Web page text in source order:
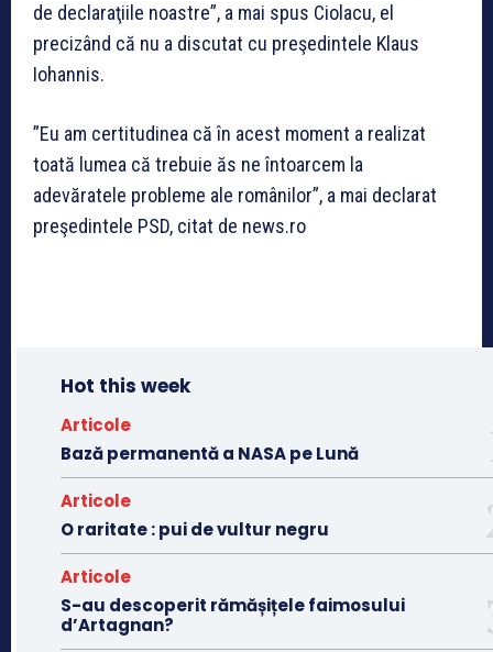
de declaraţiile noastre”, a mai spus Ciolacu, el
precizând că nu a discutat cu preşedintele Klaus
Iohannis.
”Eu am certitudinea că în acest moment a realizat
toată lumea că trebuie ăs ne întoarcem la
adevăratele probleme ale românilor”, a mai declarat
preşedintele PSD, citat de news.ro
Hot this week
Articole
Bază permanentă a NASA pe Lună
Articole
O raritate : pui de vultur negru
Articole
S-au descoperit rămășițele faimosului
d’Artagnan?